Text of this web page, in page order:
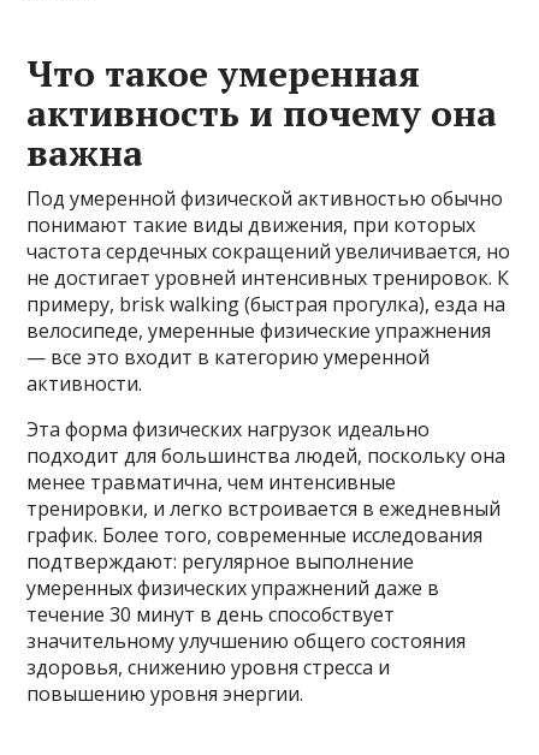
Что такое умеренная
активность и почему она
важна
Под умеренной физической активностью обычно
понимают такие виды движения, при которых
частота сердечных сокращений увеличивается, но
не достигает уровней интенсивных тренировок. К
примеру, brisk walking (быстрая прогулка), езда на
велосипеде, умеренные физические упражнения
— все это входит в категорию умеренной
активности.
Эта форма физических нагрузок идеально
подходит для большинства людей, поскольку она
менее травматична, чем интенсивные
тренировки, и легко встроивается в ежедневный
график. Более того, современные исследования
подтверждают: регулярное выполнение
умеренных физических упражнений даже в
течение 30 минут в день способствует
значительному улучшению общего состояния
здоровья, снижению уровня стресса и
повышению уровня энергии.